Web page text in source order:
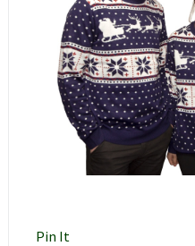
Pin It